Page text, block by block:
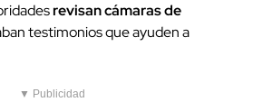
revisan cámaras de
testimonios que ayuden a
▼ Publicidad